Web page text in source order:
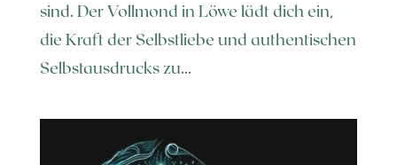
sind. Der Vollmond in Löwe lädt dich ein,
die Kraft der Selbstliebe und authentischen
Selbstausdrucks zu...